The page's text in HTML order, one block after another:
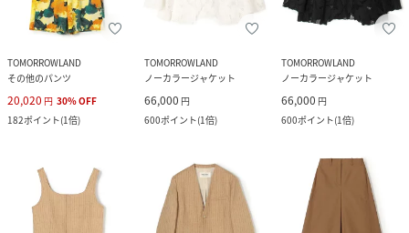
TOMORROWLAND
その他のパンツ
20,020 円 30%OFF
182ポイント(1倍)
TOMORROWLAND
ノーカラージャケット
66,000 円
600ポイント(1倍)
TOMORROWLAND
ノーカラージャケット
66,000 円
600ポイント(1倍)